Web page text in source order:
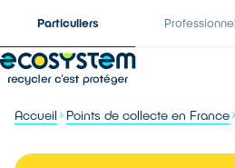
Particuliers
Accueil Points de collecte en France